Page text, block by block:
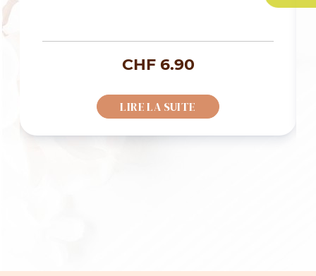
CHF6.90
LIRE LA SUITE